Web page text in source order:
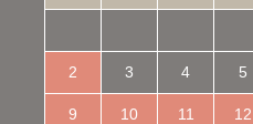
2 3 4 5
9 10 11 12